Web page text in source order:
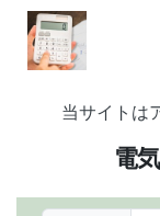
当サイトは
電